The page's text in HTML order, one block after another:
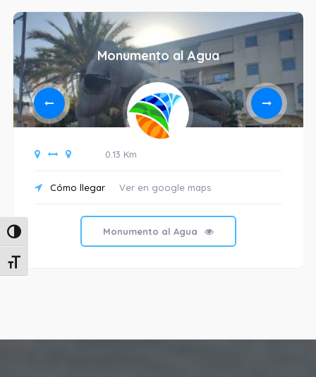
Alternar alto contraste
Alternar tamaño de letra
Monumento al Agua
0.13 Km
Cómo llegar Ver en google maps
Monumento al Agua